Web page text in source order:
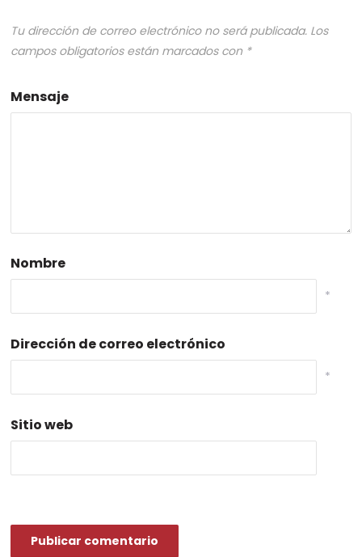
Tu dirección de correo electrónico no será publicada. Los
campos obligatorios están marcados con *
Mensaje
Nombre
*
Dirección de correo electrónico
*
Sitio web